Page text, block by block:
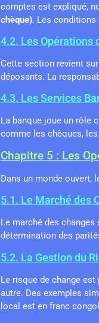
comptes est expliqué,
chèque). Les conditions
4.2. Les Opérations
Cette section revient
déposants. La
4.3. Les Services
La banque joue un rôle
comme les chèques,
Chapitre 5 : Les
Dans un monde ouvert,
5.1. Le Marché des
Le marché des
détermination des
5.2. La Gestion du
Le risque de change
autre. Des exemples
local est en franc